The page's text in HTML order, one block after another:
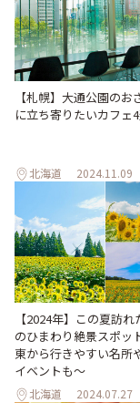
【札幌】大通公園のお
に立ち寄りたいカフェ
北海道 2024.11.09
【2024年】この夏訪
のひまわり絶景スポッ
東から行きやすい名所
イベントも～
北海道 2024.07.27